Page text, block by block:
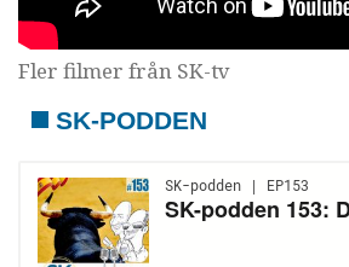
Fler filmer från SK-tv
SK-PODDEN